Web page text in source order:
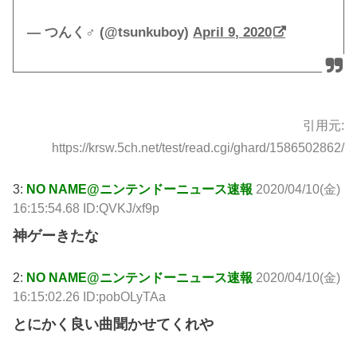
— つんく♂ (@tsunkuboy) April 9, 2020
引用元:
https://krsw.5ch.net/test/read.cgi/ghard/1586502862/
3: NO NAME@ニンテンドーニュース速報 2020/04/10(金)
16:15:54.68 ID:QVKJ/xf9p
神ゲーきたな
2: NO NAME@ニンテンドーニュース速報 2020/04/10(金)
16:15:02.26 ID:pobOLyTAa
とにかく良い曲聞かせてくれや